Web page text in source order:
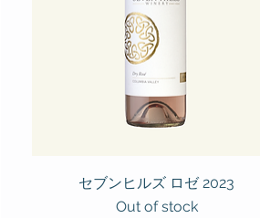
セブンヒルズ ロゼ 2023
Out of stock